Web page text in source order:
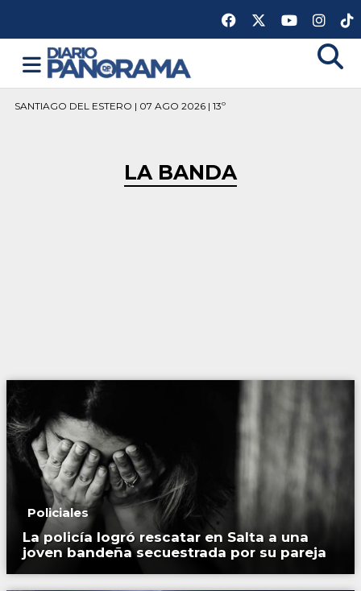
SANTIAGO DEL ESTERO | 07 AGO 2026 | 13º
LA BANDA
Policiales
La policía logró rescatar en Salta a una
joven bandeña secuestrada por su pareja